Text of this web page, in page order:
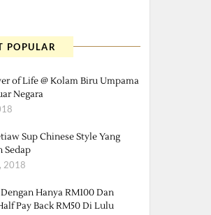
POPULAR
of Life @ Kolam Biru Umpama
Negara
Sup Chinese Style Yang
Sedap
2018
Hanya RM100 Dan
Pay Back RM50 Di Lulu